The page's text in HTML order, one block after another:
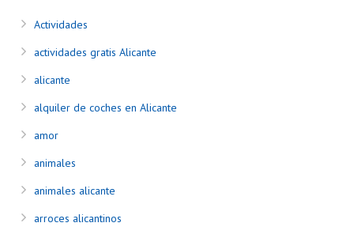
Actividades
actividades gratis Alicante
alicante
alquiler de coches en Alicante
amor
animales
animales alicante
arroces alicantinos